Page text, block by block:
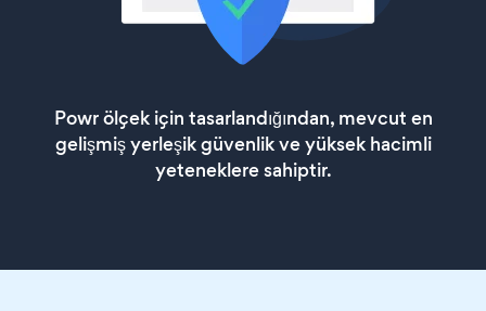
Powr ölçek için tasarlandığından, mevcut en
gelişmiş yerleşik güvenlik ve yüksek hacimli
yeteneklere sahiptir.